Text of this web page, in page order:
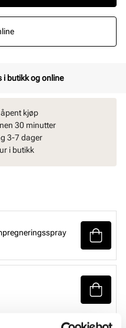
i butikk og online
kjøp
30 minutter
3-7 dager
i butikk